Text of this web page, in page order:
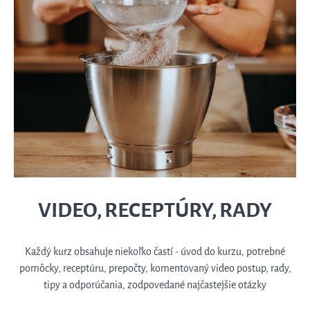
VIDEO, RECEPTÚRY, RADY
Každý kurz obsahuje niekoľko častí - úvod do kurzu, potrebné
pomôcky, receptúru, prepočty, komentovaný video postup, rady,
tipy a odporúčania, zodpovedané najčastejšie otázky